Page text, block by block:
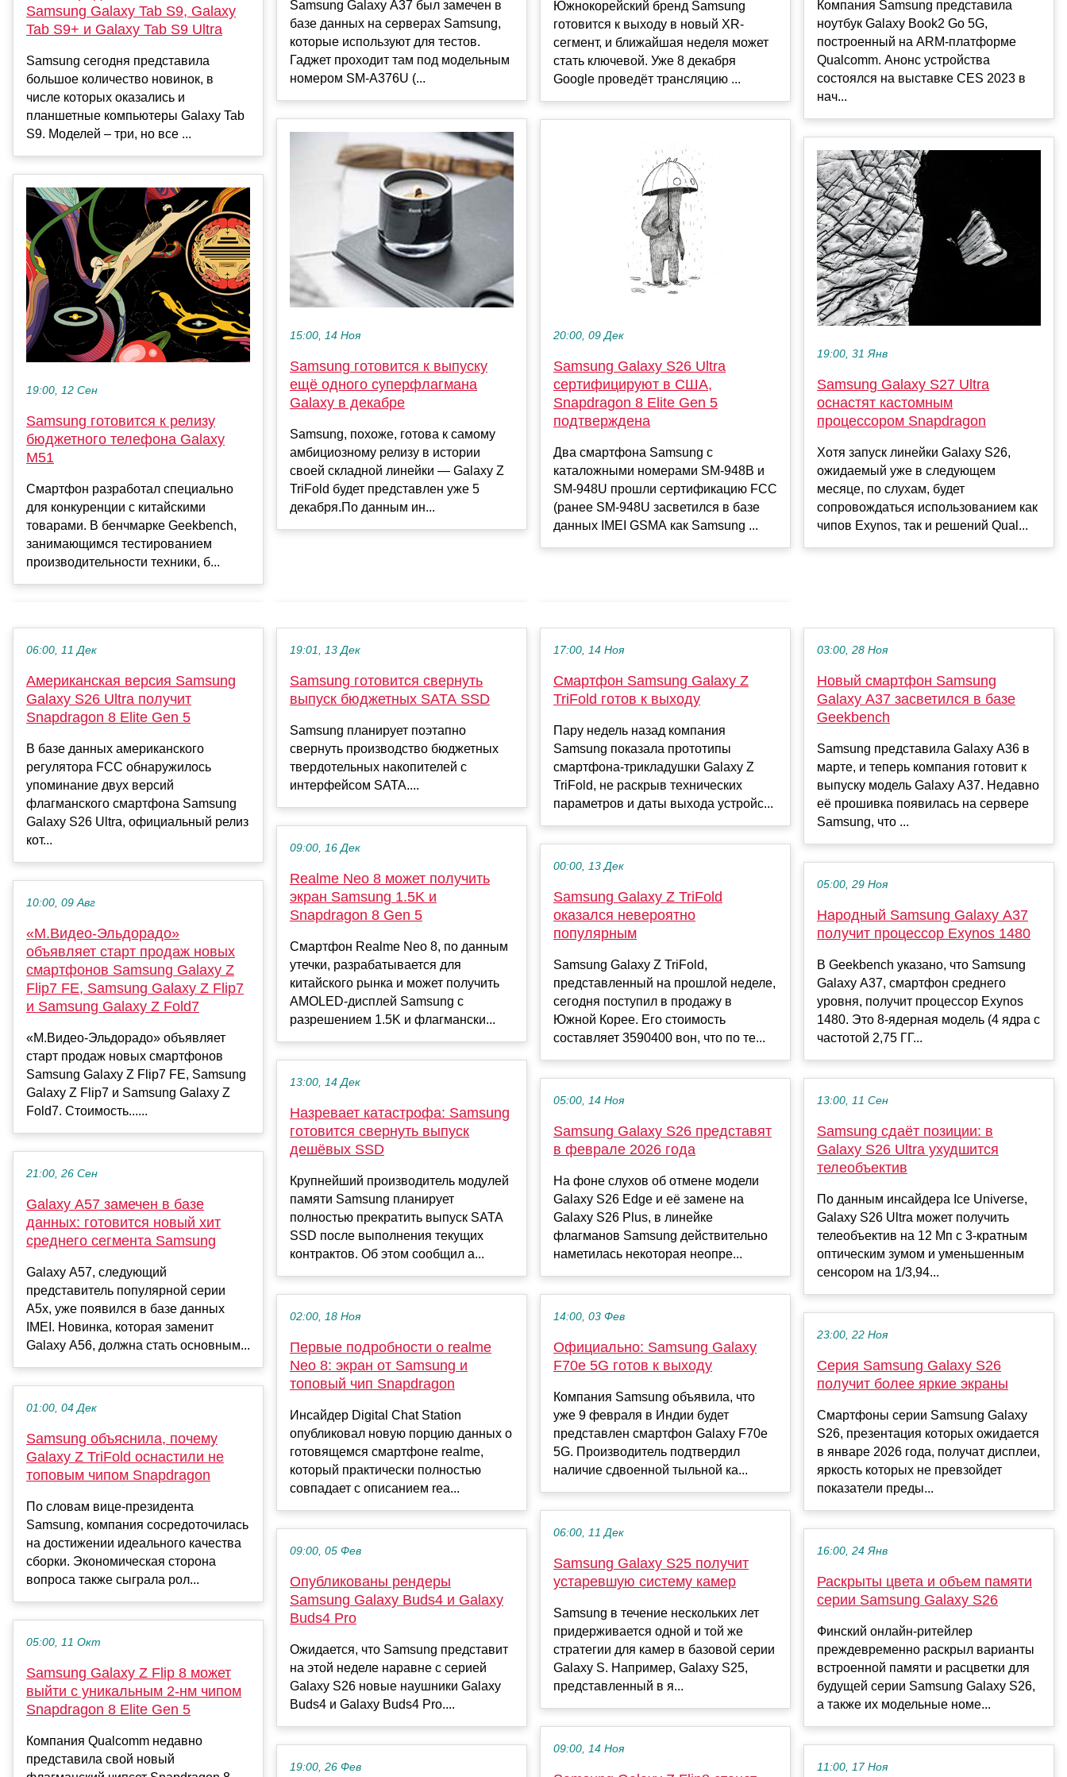
Samsung Galaxy Tab S9, Galaxy
Tab S9+ и Galaxy Tab S9 Ultra
Samsung сегодня представила
большое количество новинок, в
числе которых оказались и
планшетные компьютеры Galaxy Tab
S9. Моделей – три, но все ...
19:00, 12 Сен
Samsung готовится к релизу
бюджетного телефона Galaxy
M51
Смартфон разработал специально
для конкуренции с китайскими
товарами. В бенчмарке Geekbench,
занимающимся тестированием
производительности техники, б...
Samsung Galaxy A37 был замечен в
базе данных на серверах Samsung,
которые используют для тестов.
Гаджет проходит там под модельным
номером SM-A376U (...
15:00, 14 Ноя
Samsung готовится к выпуску
ещё одного суперфлагмана
Galaxy в декабре
Samsung, похоже, готова к самому
амбициозному релизу в истории
своей складной линейки — Galaxy Z
TriFold будет представлен уже 5
декабря.По данным ин...
Южнокорейский бренд Samsung
готовится к выходу в новый XR-
сегмент, и ближайшая неделя может
стать ключевой. Уже 8 декабря
Google проведёт трансляцию ...
20:00, 09 Дек
Samsung Galaxy S26 Ultra
сертифицируют в США,
Snapdragon 8 Elite Gen 5
подтверждена
Два смартфона Samsung с
каталожными номерами SM-948B и
SM-948U прошли сертификацию FCC
(ранее SM-948U засветился в базе
данных IMEI GSMA как Samsung ...
Компания Samsung представила
ноутбук Galaxy Book2 Go 5G,
построенный на ARM-платформе
Qualcomm. Анонс устройства
состоялся на выставке CES 2023 в
нач...
19:00, 31 Янв
Samsung Galaxy S27 Ultra
оснастят кастомным
процессором Snapdragon
Хотя запуск линейки Galaxy S26,
ожидаемый уже в следующем
месяце, по слухам, будет
сопровождаться использованием как
чипов Exynos, так и решений Qual...
06:00, 11 Дек
Американская версия Samsung
Galaxy S26 Ultra получит
Snapdragon 8 Elite Gen 5
В базе данных американского
регулятора FCC обнаружилось
упоминание двух версий
флагманского смартфона Samsung
Galaxy S26 Ultra, официальный релиз
кот...
10:00, 09 Авг
«М.Видео-Эльдорадо»
объявляет старт продаж новых
смартфонов Samsung Galaxy Z
Flip7 FE, Samsung Galaxy Z Flip7
и Samsung Galaxy Z Fold7
«М.Видео-Эльдорадо» объявляет
старт продаж новых смартфонов
Samsung Galaxy Z Flip7 FE, Samsung
Galaxy Z Flip7 и Samsung Galaxy Z
Fold7. Стоимость......
21:00, 26 Сен
Galaxy A57 замечен в базе
данных: готовится новый хит
среднего сегмента Samsung
Galaxy A57, следующий
представитель популярной серии
A5x, уже появился в базе данных
IMEI. Новинка, которая заменит
Galaxy A56, должна стать основным...
01:00, 04 Дек
Samsung объяснила, почему
Galaxy Z TriFold оснастили не
топовым чипом Snapdragon
По словам вице-президента
Samsung, компания сосредоточилась
на достижении идеального качества
сборки. Экономическая сторона
вопроса также сыграла рол...
05:00, 11 Окт
Samsung Galaxy Z Flip 8 может
выйти с уникальным 2-нм чипом
Snapdragon 8 Elite Gen 5
Компания Qualcomm недавно
представила свой новый
19:01, 13 Дек
Samsung готовится свернуть
выпуск бюджетных SATA SSD
Samsung планирует поэтапно
свернуть производство бюджетных
твердотельных накопителей с
интерфейсом SATA....
09:00, 16 Дек
Realme Neo 8 может получить
экран Samsung 1.5K и
Snapdragon 8 Gen 5
Смартфон Realme Neo 8, по данным
утечки, разрабатывается для
китайского рынка и может получить
AMOLED-дисплей Samsung с
разрешением 1.5K и флагмански...
13:00, 14 Дек
Назревает катастрофа: Samsung
готовится свернуть выпуск
дешёвых SSD
Крупнейший производитель модулей
памяти Samsung планирует
полностью прекратить выпуск SATA
SSD после выполнения текущих
контрактов. Об этом сообщил а...
02:00, 18 Ноя
Первые подробности о realme
Neo 8: экран от Samsung и
топовый чип Snapdragon
Инсайдер Digital Chat Station
опубликовал новую порцию данных о
готовящемся смартфоне realme,
который практически полностью
совпадает с описанием rea...
09:00, 05 Фев
Опубликованы рендеры
Samsung Galaxy Buds4 и Galaxy
Buds4 Pro
Ожидается, что Samsung представит
на этой неделе наравне с серией
Galaxy S26 новые наушники Galaxy
Buds4 и Galaxy Buds4 Pro....
19:00, 26 Фев
17:00, 14 Ноя
Смартфон Samsung Galaxy Z
TriFold готов к выходу
Пару недель назад компания
Samsung показала прототипы
смартфона-трикладушки Galaxy Z
TriFold, не раскрыв технических
параметров и даты выхода устройс...
00:00, 13 Дек
Samsung Galaxy Z TriFold
оказался невероятно
популярным
Samsung Galaxy Z TriFold,
представленный на прошлой неделе,
сегодня поступил в продажу в
Южной Корее. Его стоимость
составляет 3590400 вон, что по те...
05:00, 14 Ноя
Samsung Galaxy S26 представят
в феврале 2026 года
На фоне слухов об отмене модели
Galaxy S26 Edge и её замене на
Galaxy S26 Plus, в линейке
флагманов Samsung действительно
наметилась некоторая неопре...
14:00, 03 Фев
Официально: Samsung Galaxy
F70e 5G готов к выходу
Компания Samsung объявила, что
уже 9 февраля в Индии будет
представлен смартфон Galaxy F70e
5G. Производитель подтвердил
наличие сдвоенной тыльной ка...
06:00, 11 Дек
Samsung Galaxy S25 получит
устаревшую систему камер
Samsung в течение нескольких лет
придерживается одной и той же
стратегии для камер в базовой серии
Galaxy S. Например, Galaxy S25,
представленный в я...
09:00, 14 Ноя
03:00, 28 Ноя
Новый смартфон Samsung
Galaxy A37 засветился в базе
Geekbench
Samsung представила Galaxy A36 в
марте, и теперь компания готовит к
выпуску модель Galaxy A37. Недавно
её прошивка появилась на сервере
Samsung, что ...
05:00, 29 Ноя
Народный Samsung Galaxy A37
получит процессор Exynos 1480
В Geekbench указано, что Samsung
Galaxy A37, смартфон среднего
уровня, получит процессор Exynos
1480. Это 8-ядерная модель (4 ядра с
частотой 2,75 ГГ...
13:00, 11 Сен
Samsung сдаёт позиции: в
Galaxy S26 Ultra ухудшится
телеобъектив
По данным инсайдера Ice Universe,
Galaxy S26 Ultra может получить
телеобъектив на 12 Мп с 3-кратным
оптическим зумом и уменьшенным
сенсором на 1/3,94...
23:00, 22 Ноя
Серия Samsung Galaxy S26
получит более яркие экраны
Смартфоны серии Samsung Galaxy
S26, презентация которых ожидается
в январе 2026 года, получат дисплеи,
яркость которых не превзойдет
показатели преды...
16:00, 24 Янв
Раскрыты цвета и объем памяти
серии Samsung Galaxy S26
Финский онлайн-ритейлер
преждевременно раскрыл варианты
встроенной памяти и расцветки для
будущей серии Samsung Galaxy S26,
а также их модельные номе...
11:00, 17 Ноя